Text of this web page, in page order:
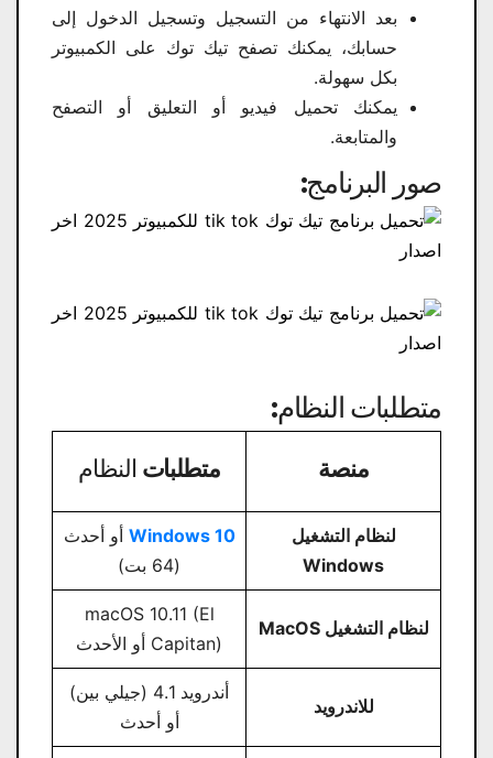
بعد الانتهاء من التسجيل وتسجيل الدخول إلى
حسابك، يمكنك تصفح تيك توك على الكمبيوتر
بكل سهولة.
يمكنك تحميل فيديو أو التعليق أو التصفح
والمتابعة.
صور البرنامج:
متطلبات النظام:
منصة متطلبات النظام
لنظام التشغيل
Windows
Windows 10 أو أحدث
(64 بت)
لنظام التشغيل MacOS
macOS 10.11 (El
Capitan) أو الأحدث
للاندرويد
أندرويد 4.1 (جيلي بين)
أو أحدث